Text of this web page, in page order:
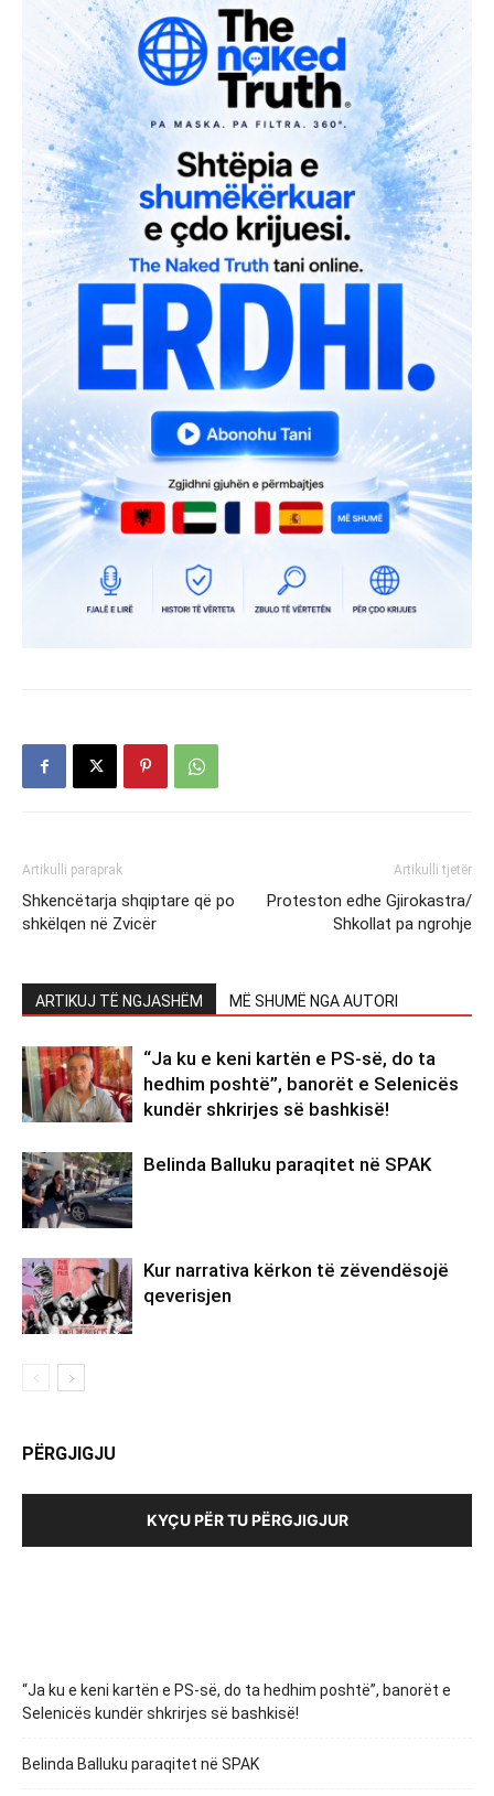
Artikulli paraprak
Shkencëtarja shqiptare që po
shkëlqen në Zvicër
Artikulli tjetër
Proteston edhe Gjirokastra/
Shkollat pa ngrohje
ARTIKUJ TË NGJASHËM MË SHUMË NGA AUTORI
“Ja ku e keni kartën e PS-së, do ta
hedhim poshtë”, banorët e Selenicës
kundër shkrirjes së bashkisë!
Belinda Balluku paraqitet në SPAK
Kur narrativa kërkon të zëvendësojë
qeverisjen
PËRGJIGJU
KYÇU PËR TU PËRGJIGJUR
“Ja ku e keni kartën e PS-së, do ta hedhim poshtë”, banorët e
Selenicës kundër shkrirjes së bashkisë!
Belinda Balluku paraqitet në SPAK